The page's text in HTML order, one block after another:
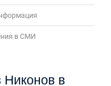
в СМИ
Никонов в